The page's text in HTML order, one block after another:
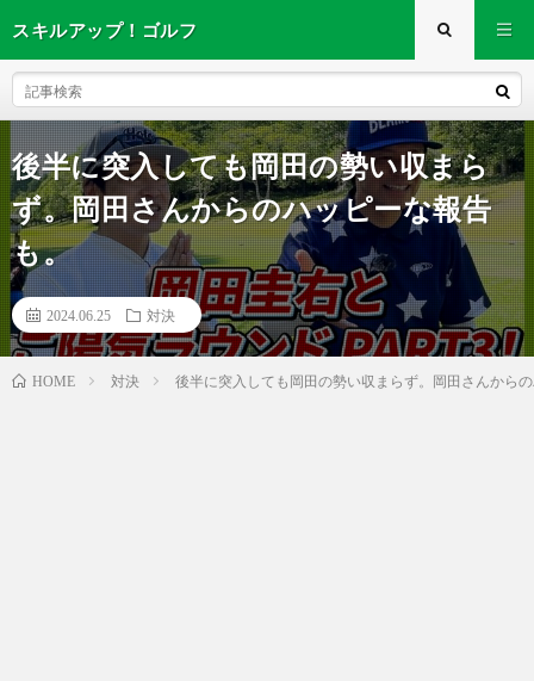
スキルアップ！ゴルフ
後半に突入しても岡田の勢い収まら
ず。岡田さんからのハッピーな報告
も。
2024.06.25 対決
HOME 対決 後半に突入しても岡田の勢い収まらず。岡田さんから